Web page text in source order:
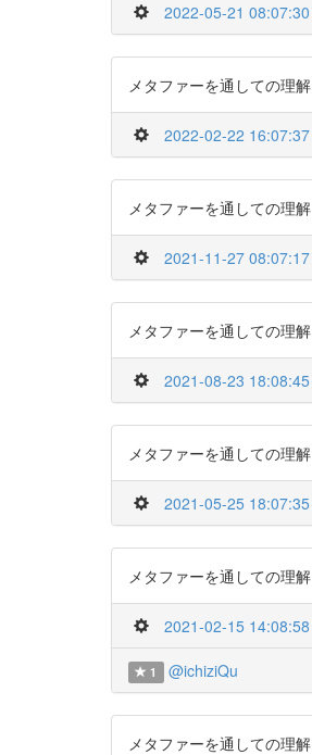
2022-05-21 08:07:30
メタファーを通しての理
2022-02-22 16:07:37
メタファーを通しての理
2021-11-27 08:07:17
メタファーを通しての理
2021-08-23 18:08:45
メタファーを通しての理
2021-05-25 18:07:35
メタファーを通しての理
2021-02-15 14:08:58
1 @ichiziQu
メタファーを通しての理